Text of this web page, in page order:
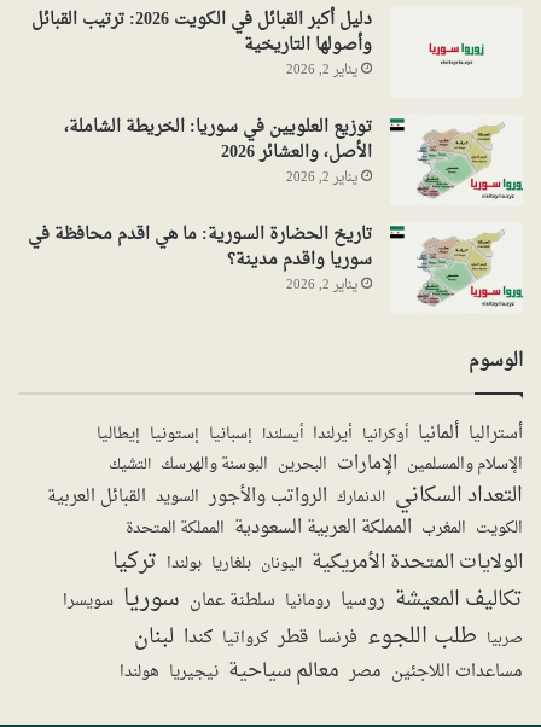
دليل أكبر القبائل في الكويت 2026: ترتيب القبائل
وأصولها التاريخية
يناير 2, 2026
توزيع العلويين في سوريا: الخريطة الشاملة،
الأصل، والعشائر 2026
يناير 2, 2026
تاريخ الحضارة السورية: ما هي اقدم محافظة في
سوريا واقدم مدينة؟
يناير 2, 2026
الوسوم
أستراليا ألمانيا أوكرانيا أيرلندا أيسلندا إسبانيا إستونيا إيطاليا
الإسلام والمسلمين الإمارات البحرين البوسنة والهرسك التشيك
التعداد السكاني الدنمارك الرواتب والأجور السويد القبائل العربية
الكويت المغرب المملكة العربية السعودية المملكة المتحدة
الولايات المتحدة الأمريكية اليونان بلغاريا بولندا تركيا
تكاليف المعيشة روسيا رومانيا سلطنة عمان سوريا سويسرا
صربيا طلب اللجوء فرنسا قطر كرواتيا كندا لبنان
مساعدات اللاجئين مصر معالم سياحية نيجيريا هولندا